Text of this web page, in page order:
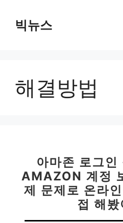
빅뉴스
해결방법
아마존 로그인
AMAZON 계정
제 문제로 온라
접 해봤